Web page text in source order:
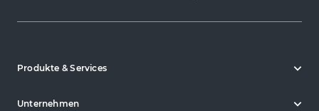
Produkte & Services
Unternehmen